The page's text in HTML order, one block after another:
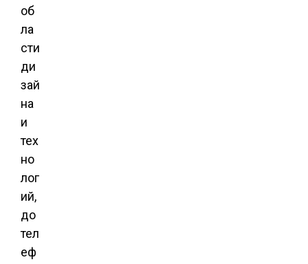
об
ла
сти
ди
зай
на
и
тех
но
лог
ий,
до
тел
еф